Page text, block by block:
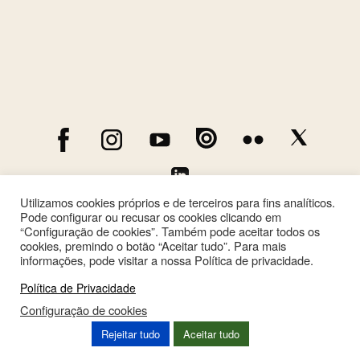
Utilizamos cookies próprios e de terceiros para fins analíticos.
Pode configurar ou recusar os cookies clicando em
“Configuração de cookies”. Também pode aceitar todos os
cookies, premindo o botão “Aceitar tudo”. Para mais
informações, pode visitar a nossa Política de privacidade.
Política de Privacidade
Configuração de cookies
Rejeitar tudo Aceitar tudo
This site is registered onwpml.orgas a development site. Switch to a production
site key toremove this banner.